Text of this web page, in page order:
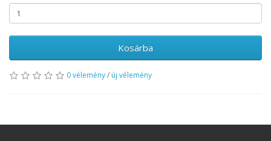
Kosárba
0 vélemény/ új vélemény